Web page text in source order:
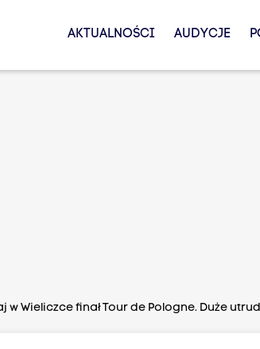
AKTUALNOŚCI AUDYCJE
w Wieliczce finał Tour de Pologne. Duże